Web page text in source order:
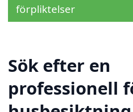
förpliktelser
Sök efter en
professionell